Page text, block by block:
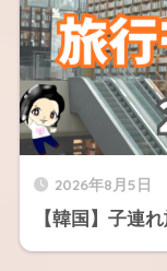
2026年8月5日
【韓国】子連